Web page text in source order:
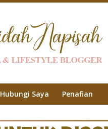
Hubungi Saya Penafian